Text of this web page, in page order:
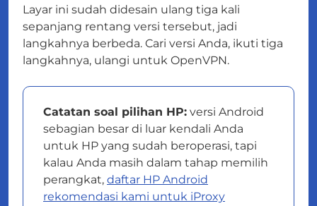
Layar ini sudah didesain ulang tiga kali
sepanjang rentang versi tersebut, jadi
langkahnya berbeda. Cari versi Anda, ikuti tiga
langkahnya, ulangi untuk OpenVPN.
Catatan soal pilihan HP: versi Android
sebagian besar di luar kendali Anda
untuk HP yang sudah beroperasi, tapi
kalau Anda masih dalam tahap memilih
perangkat, daftar HP Android
rekomendasi kami untuk iProxy